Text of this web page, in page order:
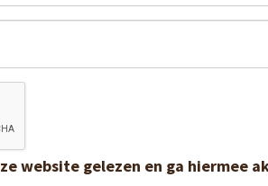
website gelezen en ga hiermee